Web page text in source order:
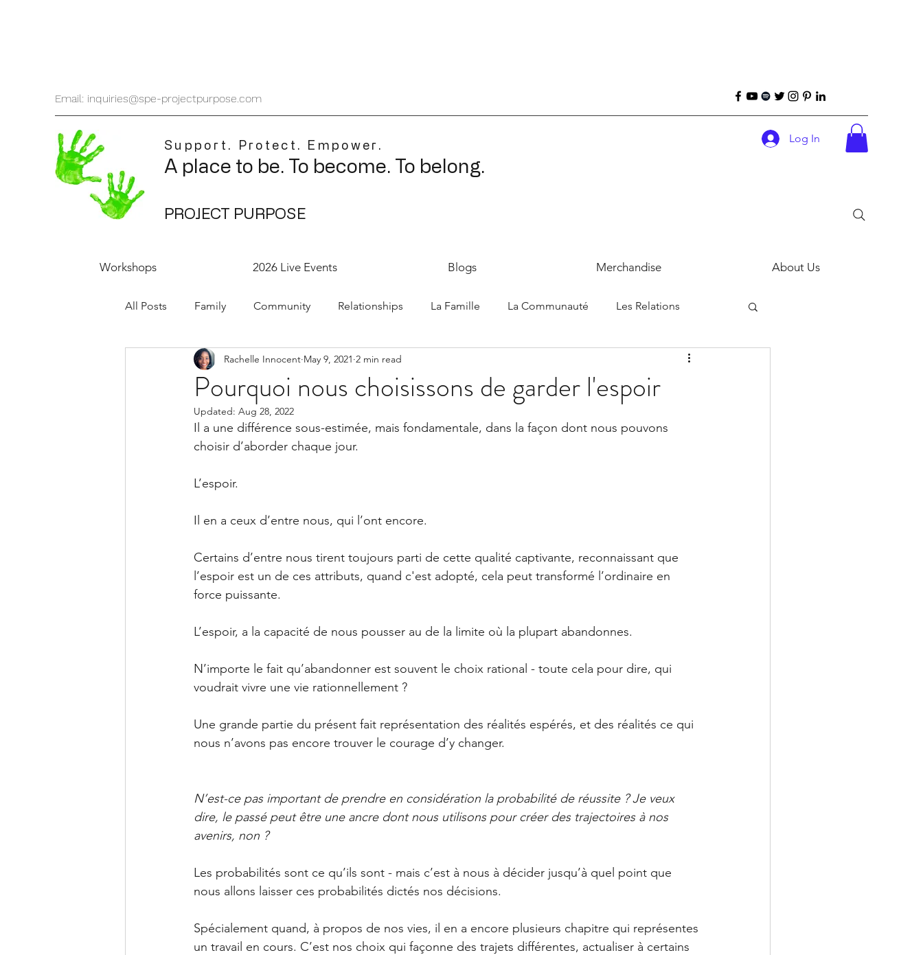
Email: inquiries@spe-projectpurpose.com
Support. Protect. Empower.
A place to be. To become. To belong.
PROJECT PURPOSE
Log In
Workshops 2026 Live Events Blogs Merchandise About Us
All Posts Family Community Relationships La Famille La Communauté Les Relations
Respond to the Wake Up Call & Speak Family-Oriented Growth Mindset: Dev
The Could've, Should've, Would've C
Pourquoi nous choisissons de garder l'espoir
Rachelle Innocent May 9, 2021 2 min read
Updated: Aug 28, 2022
Il a une différence sous-estimée, mais fondamentale, dans la façon dont nous pouvons
choisir d’aborder chaque jour.
L’espoir.
Il en a ceux d’entre nous, qui l’ont encore.
Certains d’entre nous tirent toujours parti de cette qualité captivante, reconnaissant que
l’espoir est un de ces attributs, quand c'est adopté, cela peut transformé l’ordinaire en
force puissante.
L’espoir, a la capacité de nous pousser au de la limite où la plupart abandonnes.
N’importe le fait qu’abandonner est souvent le choix rational - toute cela pour dire, qui
voudrait vivre une vie rationnellement ?
Une grande partie du présent fait représentation des réalités espérés, et des réalités ce qui
nous n’avons pas encore trouver le courage d’y changer.
N’est-ce pas important de prendre en considération la probabilité de réussite ? Je veux
dire, le passé peut être une ancre dont nous utilisons pour créer des trajectoires à nos
avenirs, non ?
Les probabilités sont ce qu’ils sont - mais c’est à nous à décider jusqu’à quel point que
nous allons laisser ces probabilités dictés nos décisions.
Spécialement quand, à propos de nos vies, il en a encore plusieurs chapitre qui représentes
un travail en cours. C’est nos choix qui façonne des trajets différentes, actualiser à certains